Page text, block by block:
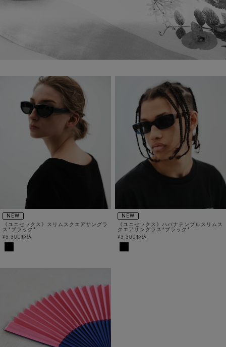
NEW
《ユニセックス》スリムスクエアサングラ
ス*ブラック*
¥3,300税込
NEW
《ユニセックス》ハバナテンプルスリムス
クエアサングラス*ブラック*
¥3,300税込